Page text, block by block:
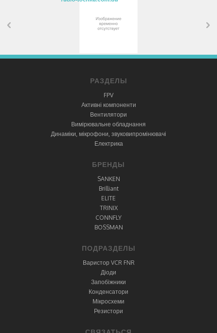
РАЗДЕЛЫ
FPV
Активні компоненти
Вентилятори
Вимірювальне обладнання
Динаміки, мікрофони, звуковипромінювачі
Електрика
БРЕНДЫ
SANKEN
Brilliant
ELITE
TRINIX
CONNFLY
BOSSMAN
ПОДРАЗДЕЛЫ
Варистор VCR FNR
Діоди
Запобіжники
Конденсатори
Мікросхеми
Резистори